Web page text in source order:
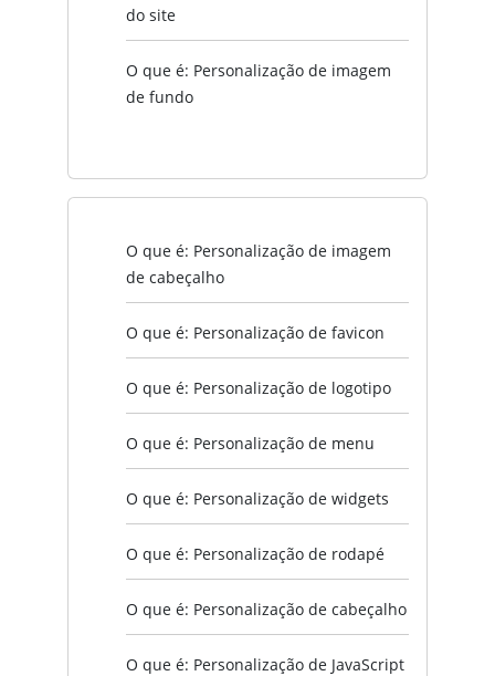
do site
O que é: Personalização de imagem
de fundo
O que é: Personalização de imagem
de cabeçalho
O que é: Personalização de favicon
O que é: Personalização de logotipo
O que é: Personalização de menu
O que é: Personalização de widgets
O que é: Personalização de rodapé
O que é: Personalização de cabeçalho
O que é: Personalização de JavaScript